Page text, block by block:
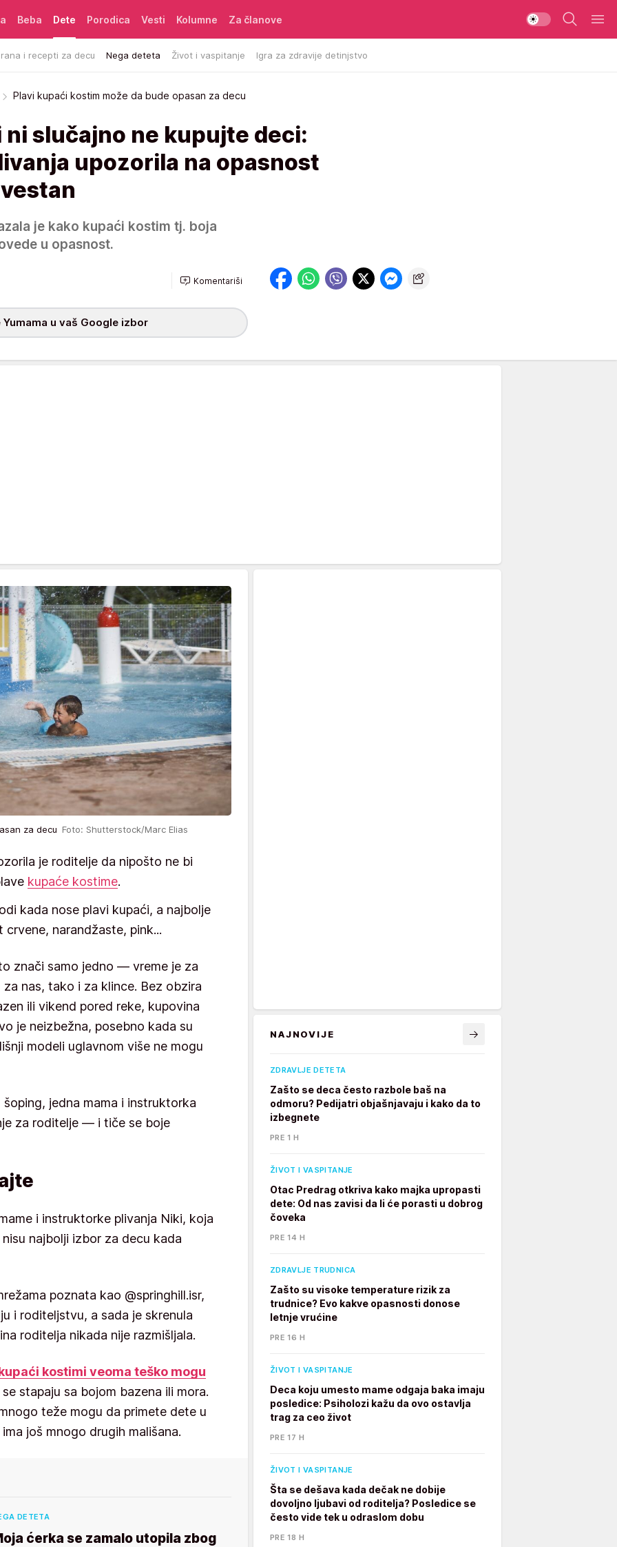
Beba Dete
i recepti za decu Nega deteta Život i vaspitanje Igra za zdravije detinjstvo
Porodica Vesti Kolumne Za članove
Plavi kupaći kostim može da bude opasan za decu
ni slučajno ne kupujte deci:
upozorila na opasnost
je kako kupaći kostim tj. boja
u opasnost.
Komentariši
u vaš Google izbor
za decu Foto: Shutterstock/Marc Elias
je roditelje da nipošto ne bi
kupaće kostime.
kada nose plavi kupaći, a najbolje
narandžaste, pink...
znači samo jedno — vreme je za
nas, tako i za klince. Bez obzira
ili vikend pored reke, kupovina
je neizbežna, posebno kada su
modeli uglavnom više ne mogu
jedna mama i instruktorka
za roditelje — i tiče se boje
i instruktorke plivanja Niki, koja
najbolji izbor za decu kada
poznata kao @springhill.isr,
i roditeljstvu, a sada je skrenula
roditelja nikada nije razmišljala.
kostimi veoma teško mogu
stapaju sa bojom bazena ili mora.
teže mogu da primete dete u
još mnogo drugih mališana.
DETETA
ćerka se zamalo utopila zbog
NAJNOVIJE
ZDRAVLJE DETETA
Zašto se deca često razbole baš na
odmoru? Pedijatri objašnjavaju i kako da to
izbegnete
PRE 1 H
ŽIVOT I VASPITANJE
Otac Predrag otkriva kako majka upropasti
dete: Od nas zavisi da li će porasti u dobrog
čoveka
PRE 14 H
ZDRAVLJE TRUDNICA
Zašto su visoke temperature rizik za
trudnice? Evo kakve opasnosti donose
letnje vrućine
PRE 16 H
ŽIVOT I VASPITANJE
Deca koju umesto mame odgaja baka imaju
posledice: Psiholozi kažu da ovo ostavlja
trag za ceo život
PRE 17 H
ŽIVOT I VASPITANJE
Šta se dešava kada dečak ne dobije
dovoljno ljubavi od roditelja? Posledice se
često vide tek u odraslom dobu
PRE 18 H